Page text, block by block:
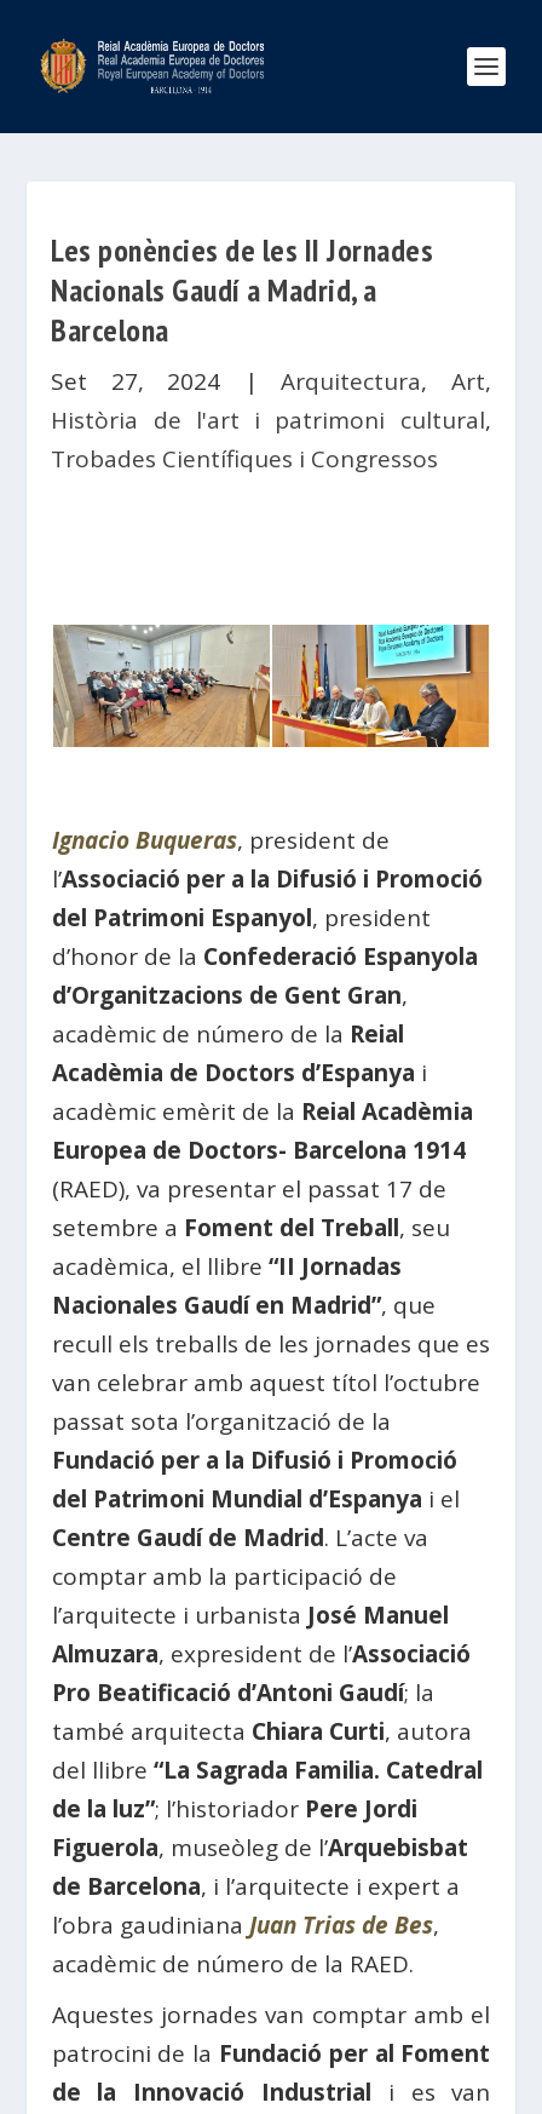
Les ponències de les II Jornades
Nacionals Gaudí a Madrid, a
Barcelona
Set 27, 2024 |Arquitectura, Art,
Història de l'art i patrimoni cultural,
Trobades Científiques i Congressos
Ignacio Buqueras, president de
l’Associació per a la Difusió i Promoció
del Patrimoni Espanyol, president
d’honor de la Confederació Espanyola
d’Organitzacions de Gent Gran,
acadèmic de número de la Reial
Acadèmia de Doctors d’Espanya i
acadèmic emèrit de la Reial Acadèmia
Europea de Doctors- Barcelona 1914
(RAED), va presentar el passat 17 de
setembre a Foment del Treball, seu
acadèmica, el llibre “II Jornadas
Nacionales Gaudí en Madrid”, que
recull els treballs de les jornades que es
van celebrar amb aquest títol l’octubre
passat sota l’organització de la
Fundació per a la Difusió i Promoció
del Patrimoni Mundial d’Espanya i el
Centre Gaudí de Madrid. L’acte va
comptar amb la participació de
l’arquitecte i urbanista José Manuel
Almuzara, expresident de l’Associació
Pro Beatificació d’Antoni Gaudí; la
també arquitecta Chiara Curti, autora
del llibre “La Sagrada Familia. Catedral
de la luz”; l’historiador Pere Jordi
Figuerola, museòleg de l’Arquebisbat
de Barcelona, ​​i l’arquitecte i expert a
l’obra gaudiniana Juan Trias de Bes,
acadèmic de número de la RAED.
Aquestes jornades van comptar amb el
patrocini de la Fundació per al Foment
de la Innovació Industrial i es van